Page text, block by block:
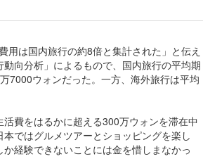
は国内旅行の約8倍と集計された」と伝え
向分析」によるもので、国内旅行の平均期
7000ウォンだった。一方、海外旅行は平均
費をはるかに超える300万ウォンを滞在中
ではグルメツアーとショッピングを楽し
経験できないことには金を惜しまなかっ